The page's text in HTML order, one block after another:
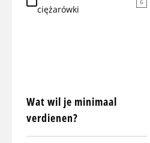
ciężarówki
6
Wat wil je minimaal
verdienen?